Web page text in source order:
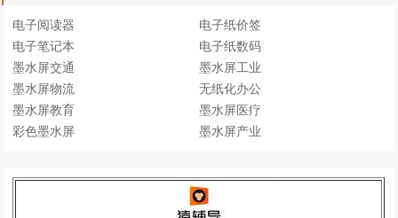
电子阅读器
电子纸价签
电子笔记本
电子纸数码
墨水屏交通
墨水屏工业
墨水屏物流
无纸化办公
墨水屏教育
墨水屏医疗
彩色墨水屏
墨水屏产业